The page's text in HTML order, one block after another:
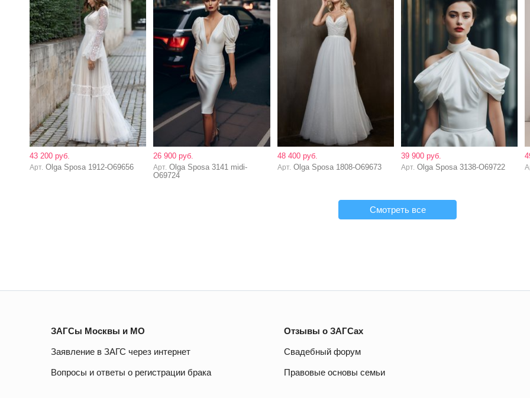
43 200 руб.
Арт. Olga Sposa 1912-O69656
26 900 руб.
Арт. Olga Sposa 3141 midi-
O69724
48 400 руб.
Арт.Olga Sposa 1808-O69673
39 900 руб.
Арт.Olga Sposa 3138-O69722
Смотреть все
ЗАГСы Москвы и МО
Заявление в ЗАГС через интернет
Вопросы и ответы о регистрации брака
Отзывы о ЗАГСах
Свадебный форум
Правовые основы семьи